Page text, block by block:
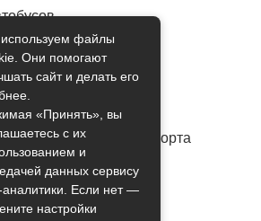
общественного транспорта
поездов
файлы
Они помогают
сайт и делать его
«Принять», вы
с их
и
данных сервису
аналитики. Если нет —
настройки